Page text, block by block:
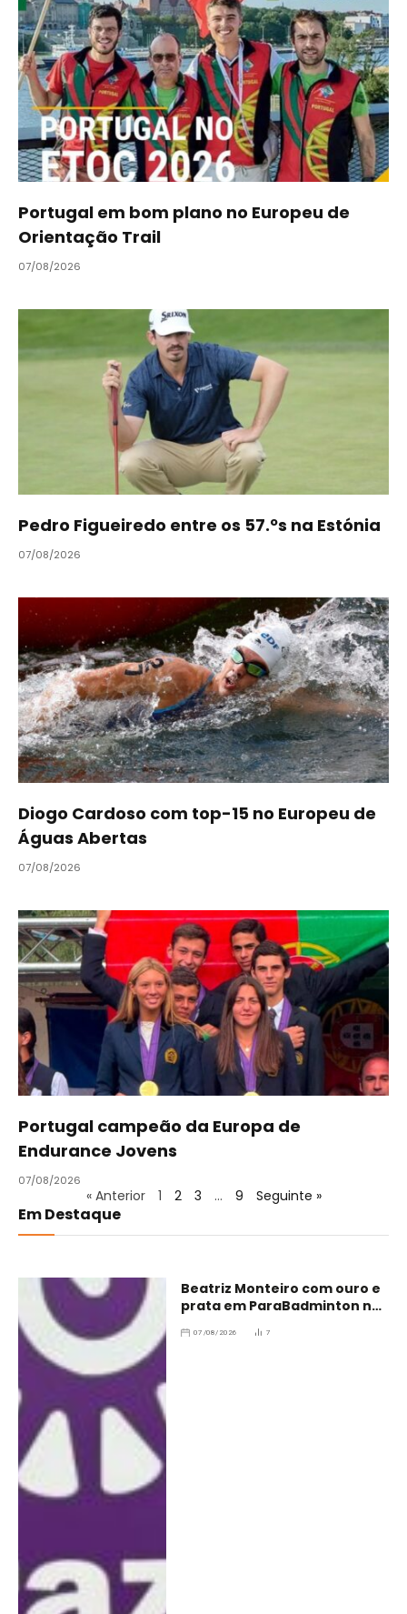
Portugal em bom plano no Europeu de
Orientação Trail
07/08/2026
Pedro Figueiredo entre os 57.ºs na Estónia
07/08/2026
Diogo Cardoso com top-15 no Europeu de
Águas Abertas
07/08/2026
Portugal campeão da Europa de
Endurance Jovens
07/08/2026
« Anterior 1 2 3 … 9 Seguinte »
Em Destaque
Beatriz Monteiro com ouro e
prata em ParaBadminton no
07/08/2026 7